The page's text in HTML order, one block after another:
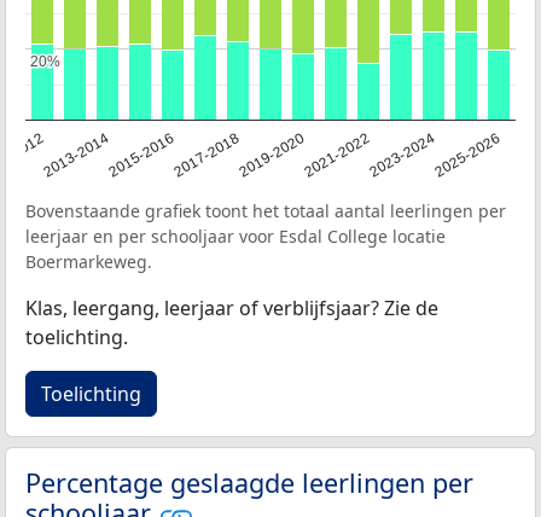
20122013-20142015-20162017-20182019-20202021-20222023-20242025-2026
20%
20%
Bovenstaande grafiek toont het totaal aantal leerlingen per
leerjaar en per schooljaar voor Esdal College locatie
Boermarkeweg.
Klas, leergang, leerjaar of verblijfsjaar? Zie de
toelichting.
Toelichting
Percentage geslaagde leerlingen per